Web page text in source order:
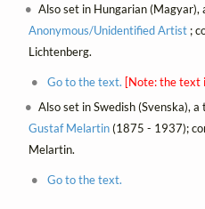
Also set in Hungarian (Magyar),
Anonymous/Unidentified Artist;
Lichtenberg.
Go to the text. [Note: the text
Also set in Swedish (Svenska),
Gustaf Melartin(1875 - 1937);
Melartin.
Go to the text.